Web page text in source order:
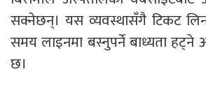
सक्नेछन्। यस व्यवस्थासँगै टिकट
समय लाइनमा बस्नुपर्ने बाध्यता
छ।